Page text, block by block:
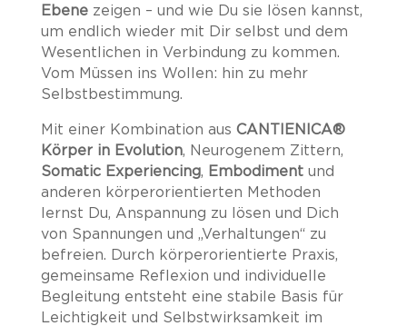
Ebenezeigen – und wie Du sie lösen kannst,
um endlich wieder mit Dir selbst und dem
Wesentlichen in Verbindung zu kommen.
Vom Müssen ins Wollen: hin zu mehr
Selbstbestimmung.
Mit einer Kombination aus CANTIENICA®
Körper in Evolution, Neurogenem Zittern,
Somatic Experiencing, Embodimentund
anderen körperorientierten Methoden
lernst Du, Anspannung zu lösen und Dich
von Spannungen und „Verhaltungen“ zu
befreien. Durch körperorientierte Praxis,
gemeinsame Reflexion und individuelle
Begleitung entsteht eine stabile Basis für
Leichtigkeit und Selbstwirksamkeit im